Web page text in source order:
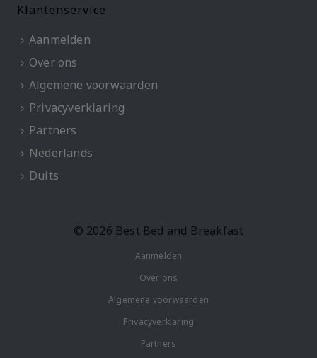
Klantenservice
Aanmelden
Over ons
Algemene voorwaarden
Privacyverklaring
Partners
Nederlands
Duits
© 2026 Best Bed and Breakfast
Aanmelden
Over ons
Algemene voorwaarden
Privacyverklaring
Partners